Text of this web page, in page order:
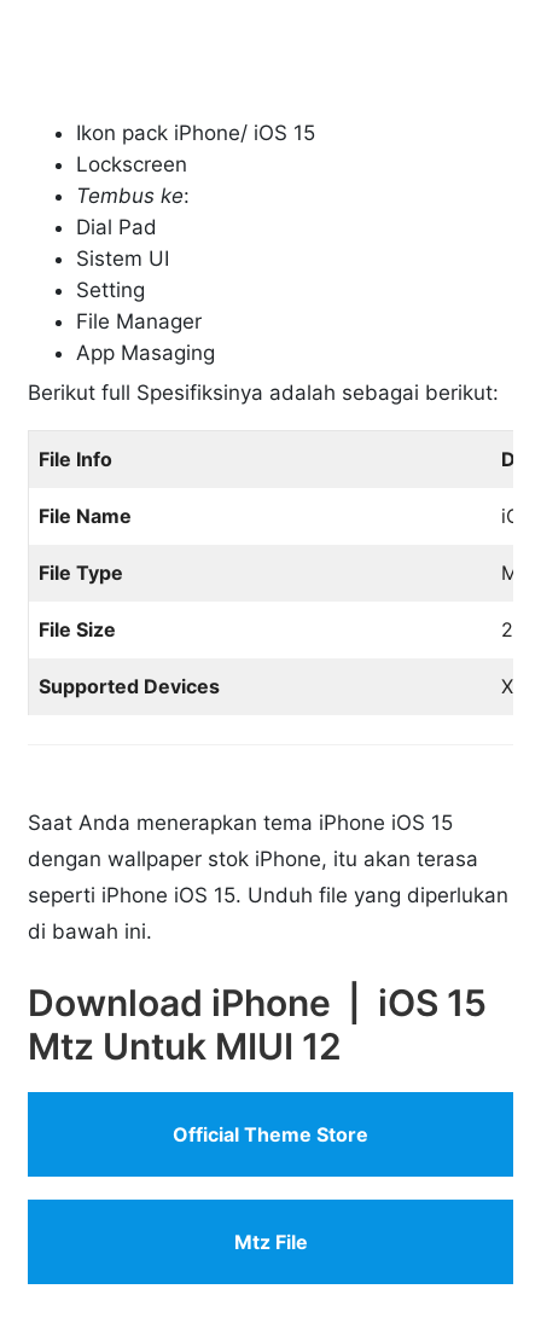
Ikon pack iPhone/ iOS 15
Lockscreen
Tembus ke:
Dial Pad
Sistem UI
Setting
File Manager
App Masaging
Berikut full Spesifiksinya adalah sebagai berikut:
File Info
File Name iOS
File Type Mtz
File Size
Supported Devices
Saat Anda menerapkan tema iPhone iOS 15
dengan wallpaper stok iPhone, itu akan terasa
seperti iPhone iOS 15. Unduh file yang diperlukan
di bawah ini.
Download iPhone | iOS 15
Mtz Untuk MIUI 12
Official Theme Store
Mtz File